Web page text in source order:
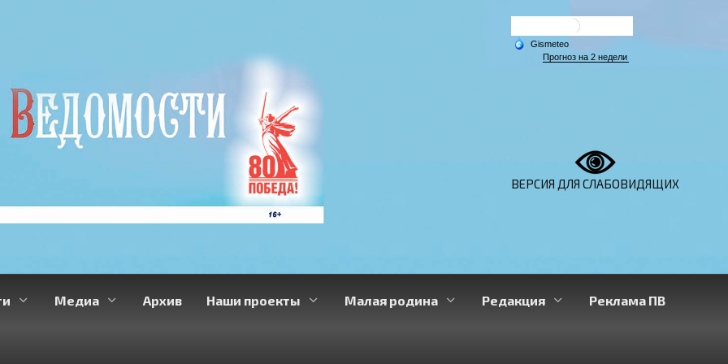
ВЕРСИЯ ДЛЯ СЛАБОВИДЯЩИХ
Медиа Архив Наши проекты Малая родина Редакция Реклама ПВ